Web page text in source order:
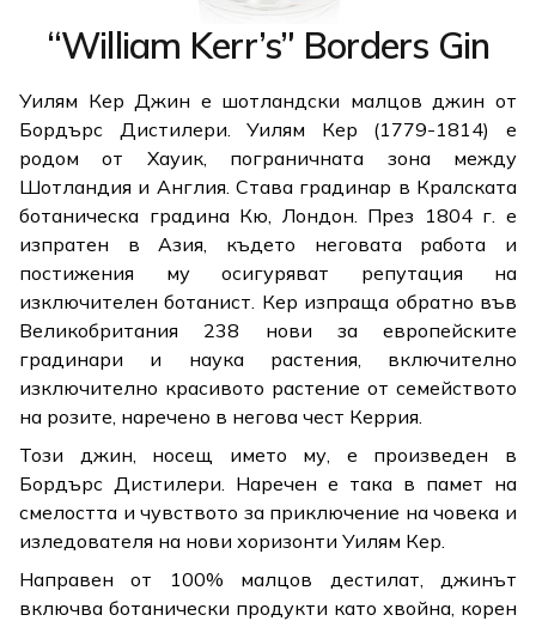
“William Kerr’s” Borders Gin
Уилям Кер Джин е шотландски малцов джин от
Бордърс Дистилери. Уилям Кер (1779-1814) е
родом от Хауик, пограничната зона между
Шотландия и Англия. Става градинар в Кралската
ботаническа градина Кю, Лондон. През 1804 г. е
изпратен в Азия, където неговата работа и
постижения му осигуряват репутация на
изключителен ботанист. Кер изпраща обратно във
Великобритания 238 нови за европейските
градинари и наука растения, включително
изключително красивото растение от семейството
на розите, наречено в негова чест Керрия.
Този джин, носещ името му, е произведен в
Бордърс Дистилери. Наречен е така в памет на
смелостта и чувството за приключение на човека и
изледователя на нови хоризонти Уилям Кер.
Направен от 100% малцов дестилат, джинът
включва ботанически продукти като хвойна, корен